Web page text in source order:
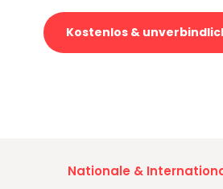
Kostenlos &
Nationale &